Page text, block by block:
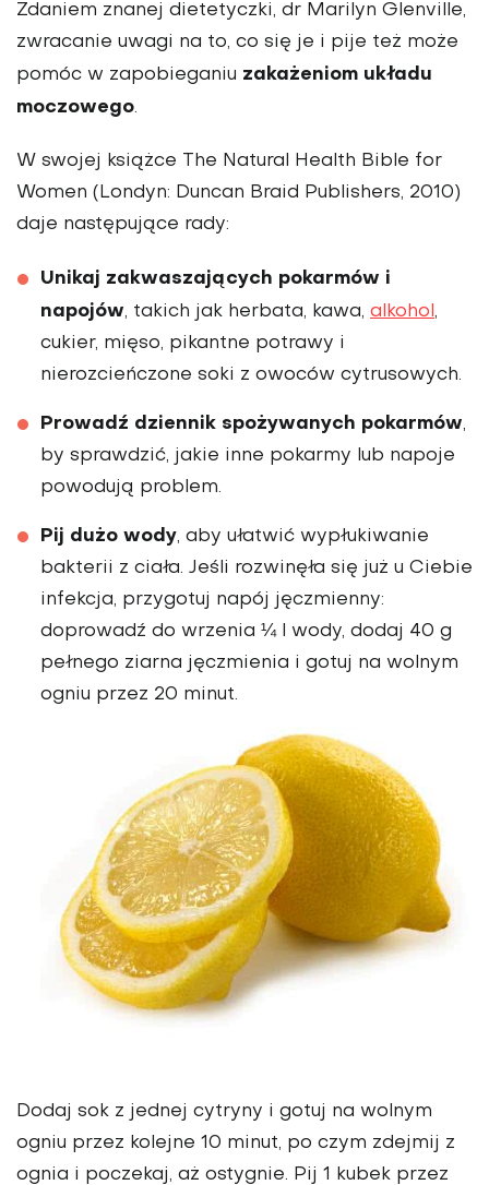
Zdaniem znanej dietetyczki, dr Marilyn Glenville,
zwracanie uwagi na to, co się je i pije też może
pomóc w zapobieganiu zakażeniom układu
moczowego.
W swojej książce The Natural Health Bible for
Women (Londyn: Duncan Braid Publishers, 2010)
daje następujące rady:
Unikaj zakwaszających pokarmów i
napojów, takich jak herbata, kawa, alkohol ,
cukier, mięso, pikantne potrawy i
nierozcieńczone soki z owoców cytrusowych.
Prowadź dziennik spożywanych pokarmów,
by sprawdzić, jakie inne pokarmy lub napoje
powodują problem.
Pij dużo wody, aby ułatwić wypłukiwanie
bakterii z ciała. Jeśli rozwinęła się już u Ciebie
infekcja, przygotuj napój jęczmienny:
doprowadź do wrzenia ¼ l wody, dodaj 40 g
pełnego ziarna jęczmienia i gotuj na wolnym
ogniu przez 20 minut.
Dodaj sok z jednej cytryny i gotuj na wolnym
ogniu przez kolejne 10 minut, po czym zdejmij z
ognia i poczekaj, aż ostygnie. Pij 1 kubek przez